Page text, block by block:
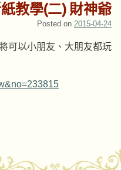
教學(二) 財神爺
Posted on 2015-04-24
可以小朋友、大朋友都玩